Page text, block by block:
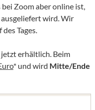
Zoom aber online ist,
ausgeliefert wird. Wir
Tages.
erhältlich. Beim
* und wird Mitte/Ende